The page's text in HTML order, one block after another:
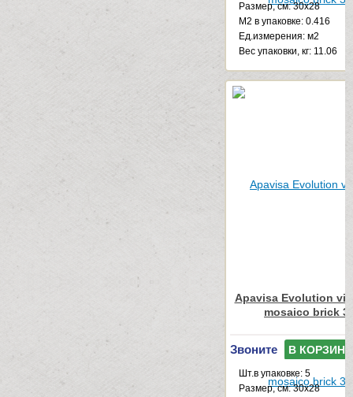
Размер, см: 30x28
М2 в упаковке: 0.416
Ед.измерения: м2
Веc упаковки, кг: 11.06
Apavisa Evolution
mosaico brick
Звоните В КОРЗИНУ
Шт.в упаковке: 5
Размер, см: 30x28